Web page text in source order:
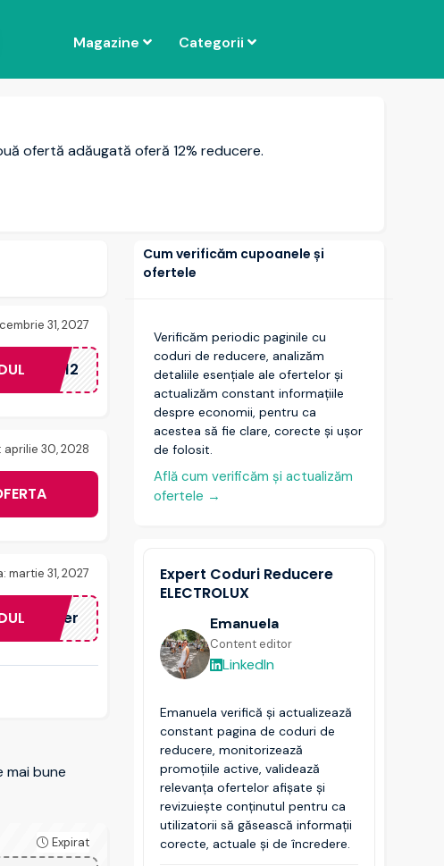
Magazine Categorii
ofertă adăugată oferă 12% reducere.
31, 2027
BUYNOW12
aprilie 30, 2028
martie 31, 2027
ewsletter
mai bune
Expirat
Cum verificăm cupoanele și
ofertele
Verificăm periodic paginile cu
coduri de reducere, analizăm
detaliile esențiale ale ofertelor și
actualizăm constant informațiile
despre economii, pentru ca
acestea să fie clare, corecte și ușor
de folosit.
Află cum verificăm și actualizăm
ofertele →
Expert Coduri Reducere
ELECTROLUX
Emanuela
Content editor
LinkedIn
Emanuela verifică și actualizează
constant pagina de coduri de
reducere, monitorizează
promoțiile active, validează
relevanța ofertelor afișate și
revizuiește conținutul pentru ca
utilizatorii să găsească informații
corecte, actuale și de încredere.